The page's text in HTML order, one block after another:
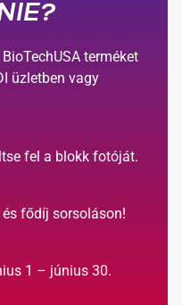
terméket
üzletben vagy
fel a blokk fotóját.
fődíj sorsoláson!
1 – június 30.